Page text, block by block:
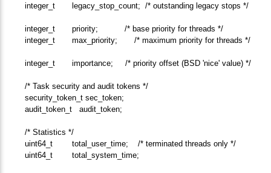
integer_t legacy_stop_count; /* outstanding legacy stops */
integer_t priority; /* base priority for threads */
integer_t max_priority; /* maximum priority for threads */
integer_t importance; /* priority offset (BSD 'nice' value) */
/* Task security and audit tokens */
security_token_t sec_token;
audit_token_t audit_token;
/* Statistics */
uint64_t total_user_time; /* terminated threads only */
uint64_t total_system_time;